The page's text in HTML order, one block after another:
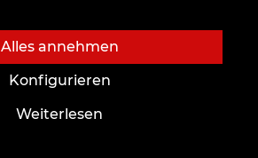
Alles annehmen
Konfigurieren
Weiterlesen